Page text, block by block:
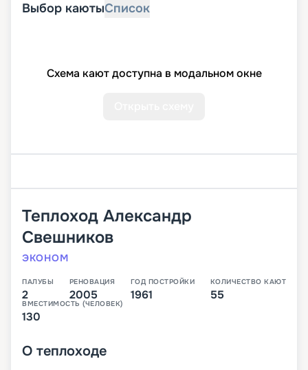
Выбор каютыСписок
Схема кают доступна в модальном окне
Теплоход Александр
Свешников
ЭКОНОМ
ПАЛУБЫ
2
РЕНОВАЦИЯ
2005
ГОД ПОСТРОЙКИ
1961
КОЛИЧЕСТВО КАЮТ
55
ВМЕСТИМОСТЬ (ЧЕЛОВЕК)
130
О теплоходе